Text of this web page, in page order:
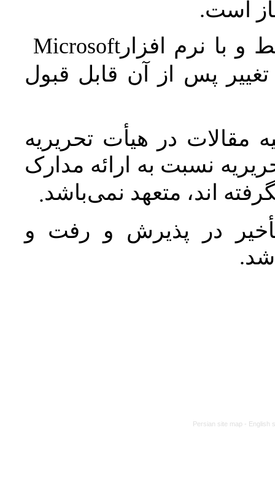
است.
و با نرم افزارMicrosoft
پس از آن قابل قبول
مقالات در هیأت تحریریه
نسبت به ارائه مدارک
اند، متعهد نمی‌باشد.
در پذیرش و رفت و
شد.
Persian site map - English